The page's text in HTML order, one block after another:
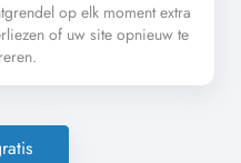
op elk moment extra
of uw site opnieuw te